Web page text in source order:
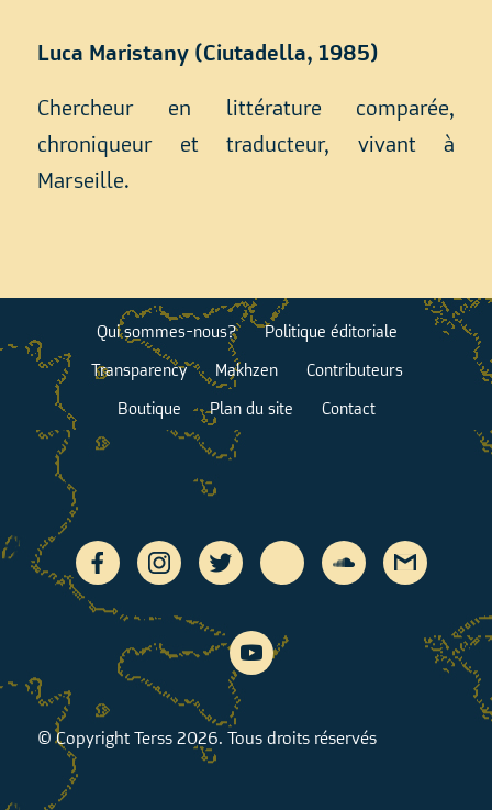
Luca Maristany (Ciutadella, 1985)
Chercheur en littérature comparée,
chroniqueur et traducteur, vivant à
Marseille.
Qui sommes-nous? Politique éditoriale
Transparency Makhzen Contributeurs
Boutique Plan du site Contact
© Copyright Terss 2026. Tous droits réservés